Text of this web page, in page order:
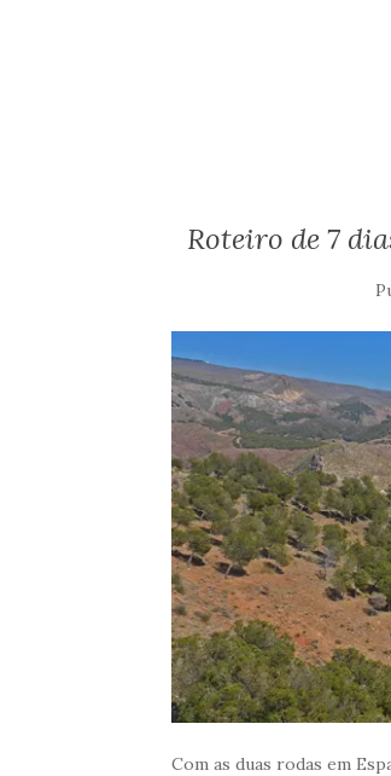
Roteiro de 7
Com as duas rodas em